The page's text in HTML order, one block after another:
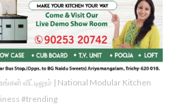
உங்கள் வீட்டிலும் | National Modular Kitchen
#trending